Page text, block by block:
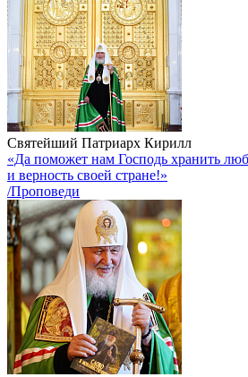
Святейший Патриарх Кирилл
«Да поможет нам Господь хранить
и верность своей стране!»
/Проповеди